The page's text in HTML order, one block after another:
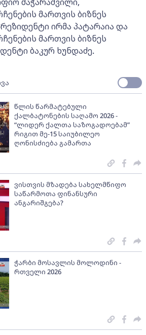
მართვის ბიზნეს
ირმა პატარაია და
მართვის ბიზნეს
ბაკურ ხუნდაძე.
წლის წარმატებული
ქალბატონების საღამო 2026 -
“ლიდერ ქალთა საზოგადოებამ”
რიგით მე-15 საიუბილეო
ღონისძიება გამართა
ვისთვის მზადება სახელმწიფო
საწარმოთა ფინანსური
ანგარიშგება?
ჭარბი მოსავლის მოლოდინი -
რთველი 2026